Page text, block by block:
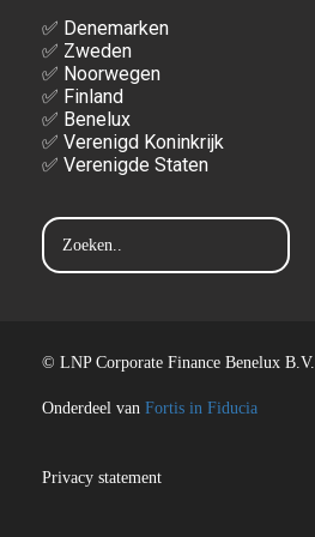
✅ Denemarken
✅ Zweden
✅ Noorwegen
✅ Finland
✅ Benelux
✅ Verenigd Koninkrijk
✅ Verenigde Staten
© LNP Corporate Finance Benelux B.V.
Onderdeel van Fortis in Fiducia
Privacy statement